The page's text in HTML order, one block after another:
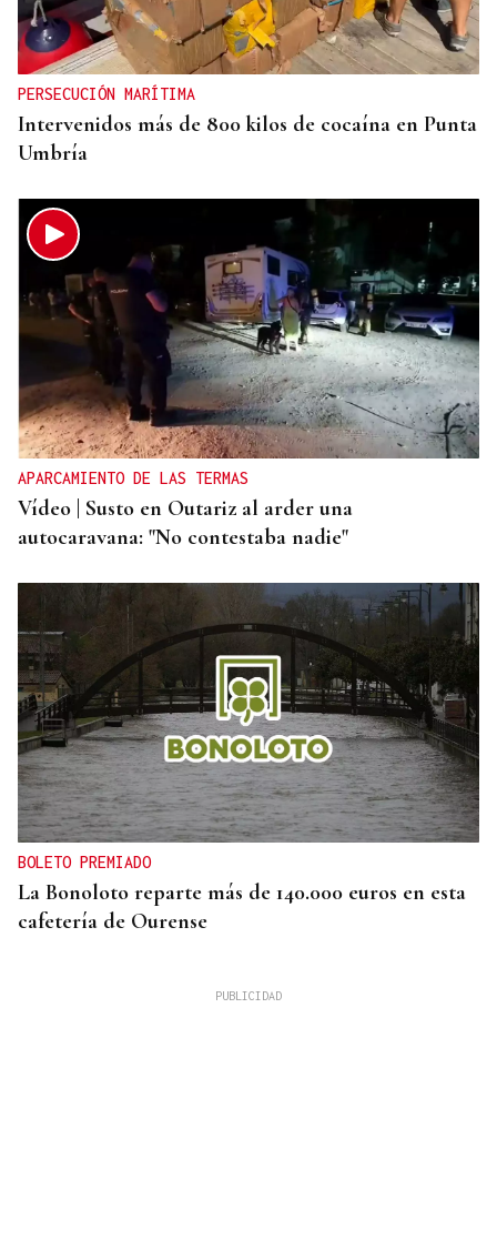
Declarado un incendio forestal en A Barca de
Barbantes, en el concello de Cenlle en una
jornada de altas temperaturas
PERSECUCIÓN MARÍTIMA
Intervenidos más de 800 kilos de cocaína en Punta
Umbría
APARCAMIENTO DE LAS TERMAS
Vídeo | Susto en Outariz al arder una
autocaravana: "No contestaba nadie"
BOLETO PREMIADO
La Bonoloto reparte más de 140.000 euros en esta
cafetería de Ourense